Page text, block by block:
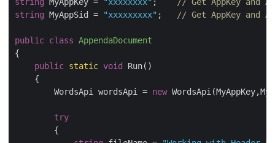
string MyAppKey = "xxxxxxxx" ; // Get AppKey and
string MyAppSid = "xxxxxxxxx" ; // Get AppKey and
public class AppendaDocument
{
public static void
Run()
    {
        WordsApi wordsApi =
new
try
        {